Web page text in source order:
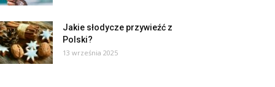
Jakie słodycze przywieźć z
Polski?
13 września 2025